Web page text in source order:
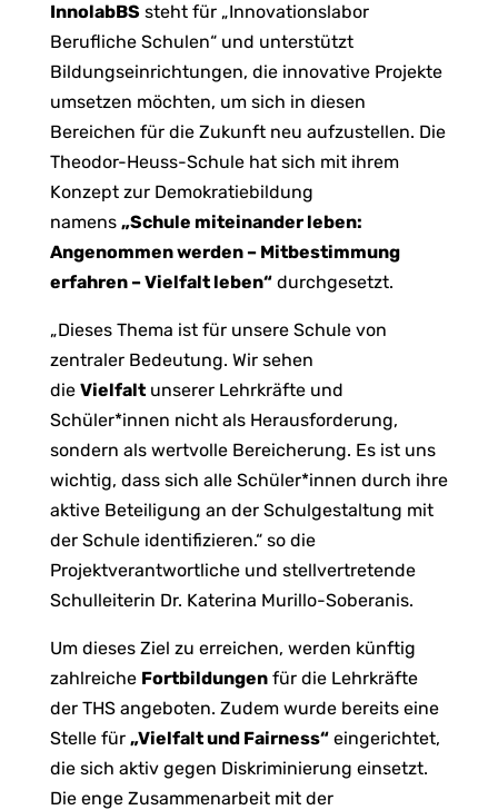
InnolabBS steht für „Innovationslabor
Berufliche Schulen“ und unterstützt
Bildungseinrichtungen, die innovative Projekte
umsetzen möchten, um sich in diesen
Bereichen für die Zukunft neu aufzustellen. Die
Theodor-Heuss-Schule hat sich mit ihrem
Konzept zur Demokratiebildung
namens „Schule miteinander leben:
Angenommen werden – Mitbestimmung
erfahren – Vielfalt leben“durchgesetzt.
„Dieses Thema ist für unsere Schule von
zentraler Bedeutung. Wir sehen
die Vielfaltunserer Lehrkräfte und
Schüler*innen nicht als Herausforderung,
sondern als wertvolle Bereicherung. Es ist uns
wichtig, dass sich alle Schüler*innen durch ihre
aktive Beteiligung an der Schulgestaltung mit
der Schule identifizieren.“ so die
Projektverantwortliche und stellvertretende
Schulleiterin Dr. Katerina Murillo-Soberanis.
Um dieses Ziel zu erreichen, werden künftig
zahlreiche Fortbildungenfür die Lehrkräfte
der THS angeboten. Zudem wurde bereits eine
Stelle für „Vielfalt und Fairness“eingerichtet,
die sich aktiv gegen Diskriminierung einsetzt.
Die enge Zusammenarbeit mit der